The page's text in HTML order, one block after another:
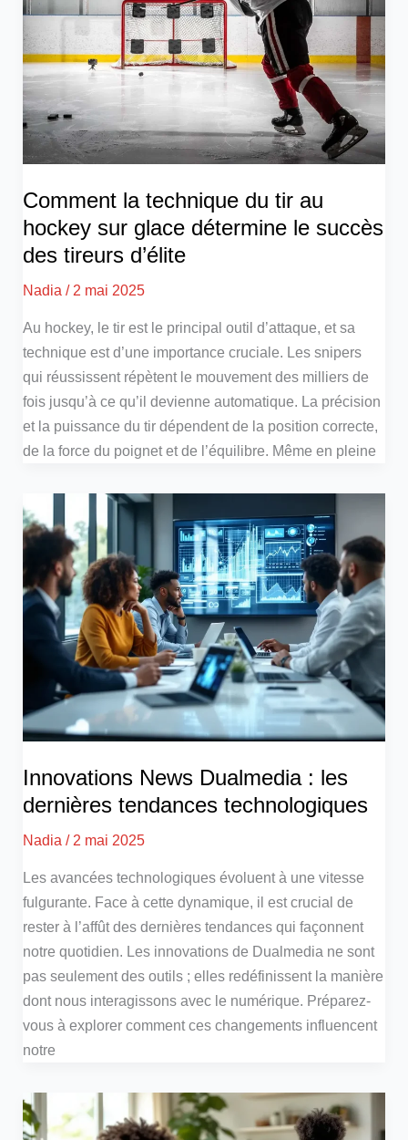
Comment la technique du tir au
hockey sur glace détermine le succès
des tireurs d’élite
Nadia/ 2 mai 2025
Au hockey, le tir est le principal outil d’attaque, et sa
technique est d’une importance cruciale. Les snipers
qui réussissent répètent le mouvement des milliers de
fois jusqu’à ce qu’il devienne automatique. La précision
et la puissance du tir dépendent de la position correcte,
de la force du poignet et de l’équilibre. Même en pleine
Innovations News Dualmedia : les
dernières tendances technologiques
Nadia/ 2 mai 2025
Les avancées technologiques évoluent à une vitesse
fulgurante. Face à cette dynamique, il est crucial de
rester à l’affût des dernières tendances qui façonnent
notre quotidien. Les innovations de Dualmedia ne sont
pas seulement des outils ; elles redéfinissent la manière
dont nous interagissons avec le numérique. Préparez-
vous à explorer comment ces changements influencent
notre